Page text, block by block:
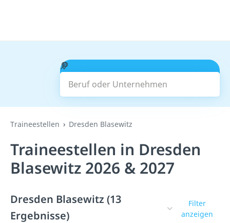
Beruf oder Unternehmen
Suchen
Traineestellen Dresden Blasewitz
Traineestellen in Dresden
Blasewitz 2026 & 2027
Dresden Blasewitz (13
Ergebnisse)
Filter
anzeigen